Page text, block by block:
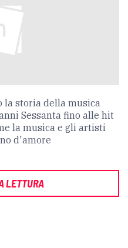
la storia della musica
Sessanta fino alle hit
la musica e gli artisti
d'amore
LETTURA